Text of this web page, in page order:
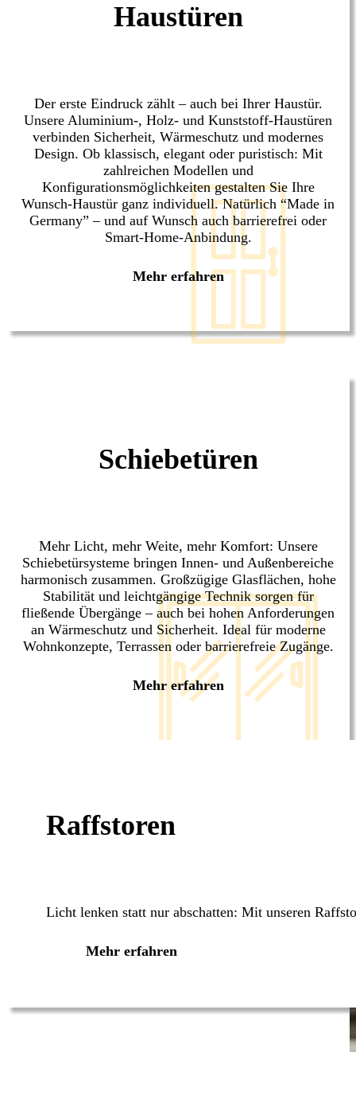
Haustüren
Der erste Eindruck zählt – auch bei Ihrer Haustür.
Unsere Aluminium-, Holz- und Kunststoff-Haustüren
verbinden Sicherheit, Wärmeschutz und modernes
Design. Ob klassisch, elegant oder puristisch: Mit
zahlreichen Modellen und
Konfigurationsmöglichkeiten gestalten Sie Ihre
Wunsch-Haustür ganz individuell. Natürlich “Made in
Germany” – und auf Wunsch auch barrierefrei oder
Smart-Home-Anbindung.
Mehr erfahren
Schiebetüren
Mehr Licht, mehr Weite, mehr Komfort: Unsere
Schiebetürsysteme bringen Innen- und Außenbereiche
harmonisch zusammen. Großzügige Glasflächen, hohe
Stabilität und leichtgängige Technik sorgen für
fließende Übergänge – auch bei hohen Anforderungen
an Wärmeschutz und Sicherheit. Ideal für moderne
Wohnkonzepte, Terrassen oder barrierefreie Zugänge.
Mehr erfahren
Raffstoren
Licht lenken statt nur abschatten: Mit unseren
Mehr erfahren